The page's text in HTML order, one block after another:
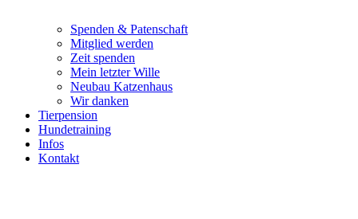
Spenden & Patenschaft
Mitglied werden
Zeit spenden
Mein letzter Wille
Neubau Katzenhaus
Wir danken
Tierpension
Hundetraining
Infos
Kontakt